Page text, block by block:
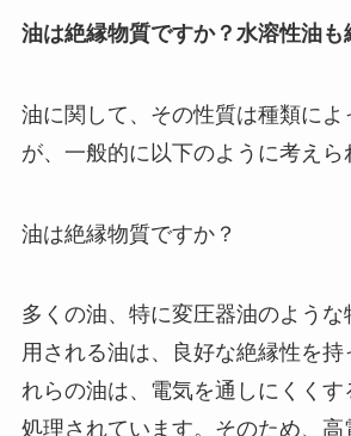
油は絶縁物質ですか？水溶性油
油に関して、その性質は種類によ
が、一般的に以下のように考えら
油は絶縁物質ですか？
多くの油、特に変圧器油のような
用される油は、良好な絶縁性を持
れらの油は、電気を通しにくくす
処理されています。そのため、高